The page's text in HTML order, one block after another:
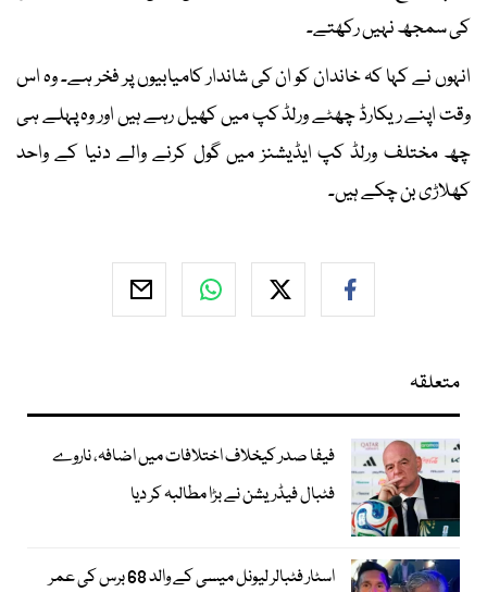
کی سمجھ نہیں رکھتے۔
انہوں نے کہا کہ خاندان کو ان کی شاندار کامیابیوں پر فخر ہے۔ وہ اس
وقت اپنے ریکارڈ چھٹے ورلڈ کپ میں کھیل رہے ہیں اور وہ پہلے ہی
چھ مختلف ورلڈ کپ ایڈیشنز میں گول کرنے والے دنیا کے واحد
کھلاڑی بن چکے ہیں۔
متعلقہ
فیفا صدر کیخلاف اختلافات میں اضافہ، ناروے
فٹبال فیڈریشن نے بڑا مطالبہ کر دیا
اسٹار فٹبالر لیونل میسی کے والد 68 برس کی عمر